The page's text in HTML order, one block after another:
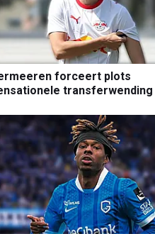
forceert plots
transferwending